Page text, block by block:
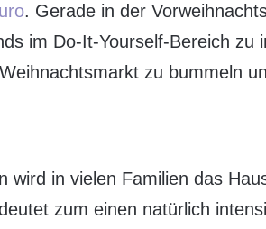
. Gerade in der
im Do-It-Yourself-Bereich zu
zu bummeln
wird in vielen Familien das
zum einen natürlich